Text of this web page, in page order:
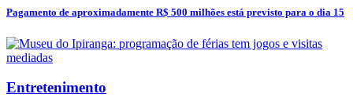
Pagamento de aproximadamente R$ 500 milhões está previsto para o dia 15
Entretenimento